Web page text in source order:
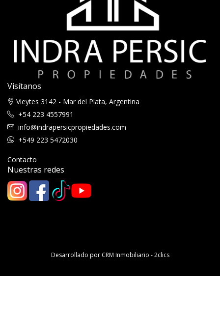
Visítanos
Vieytes 3142 - Mar del Plata, Argentina
+54 223 4557991
info@indrapersicpropiedades.com
+549 223 5472030
Contacto
Nuestras redes
Desarrollado por CRM Inmobiliario - 2clics